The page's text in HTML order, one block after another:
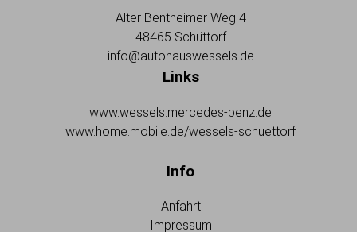
Alter Bentheimer Weg 4
48465 Schüttorf
info@autohauswessels.de
Links
www.wessels.mercedes-benz.de
www.home.mobile.de/wessels-schuettorf
Info
Anfahrt
Impressum